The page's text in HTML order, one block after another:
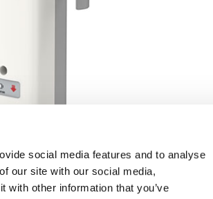
social media features and to analyse
our site with our social media,
with other information that you’ve